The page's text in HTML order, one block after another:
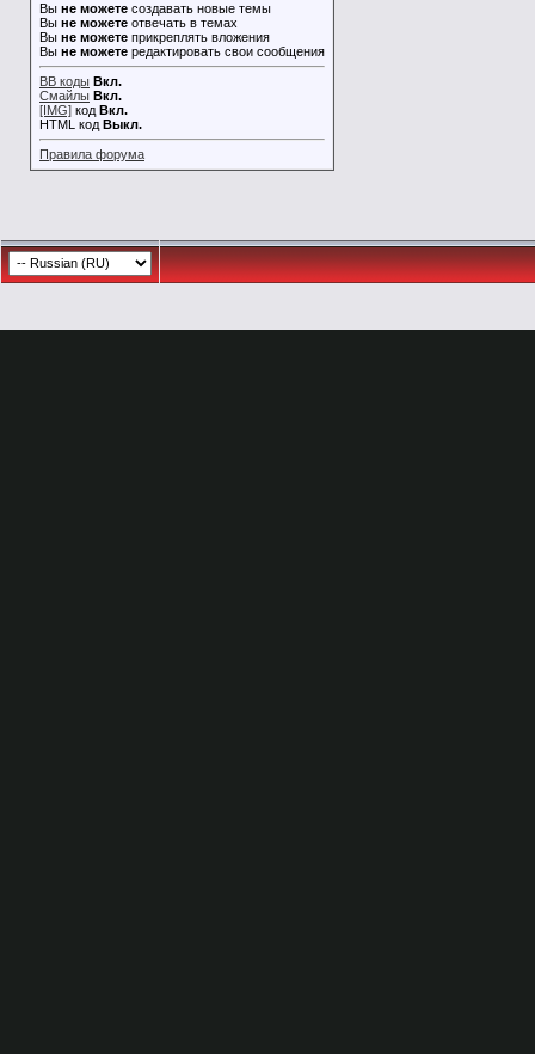
Вы не можете создавать новые темы
Вы не можете отвечать в темах
Вы не можете прикреплять вложения
Вы не можете редактировать свои сообщения
BB коды Вкл.
Смайлы Вкл.
[IMG] код Вкл.
HTML код Выкл.
Правила форума